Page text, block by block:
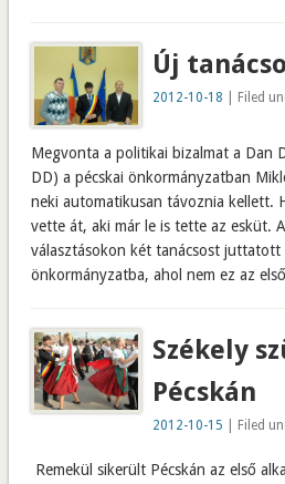
Új
2012-10-18 | Filed
Megvonta a politikai bizalmat a Dan
DD) a pécskai önkormányzatban
neki automatikusan távoznia kellett.
vette át, aki már le is tette az esküt.
választásokon két tanácsost juttatott
önkormányzatba, ahol nem ez az
Székely
Pécskán
2012-10-15 | Filed
Remekül sikerült Pécskán az első